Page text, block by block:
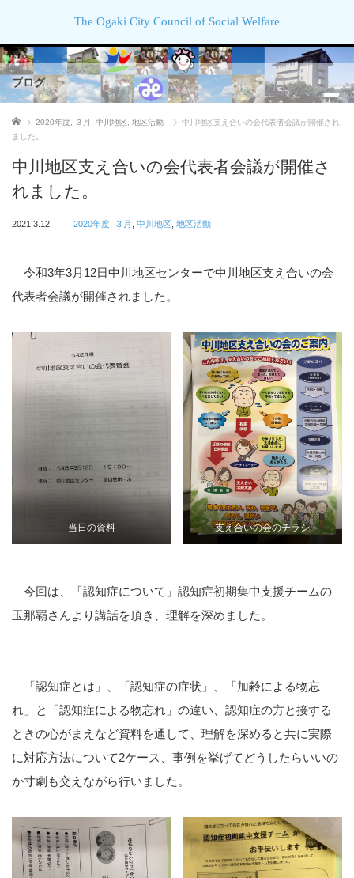
The Ogaki City Council of Social Welfare
ブログ
ホーム 2020年度 ３月 中川地区 地区活動
中川地区支え合いの会代表者会議が開催され
ました。
中川地区支え合いの会代表者会議が開催さ
れました。
2021.3.12 2020年度 ３月 中川地区 地区活動
令和3年3月12日中川地区センターで中川地区支え合いの会
代表者会議が開催されました。
当日の資料 支え合いの会のチラシ
今回は、「認知症について」認知症初期集中支援チームの
玉那覇さんより講話を頂き、理解を深めました。
「認知症とは」、「認知症の症状」、「加齢による物忘
れ」と「認知症による物忘れ」の違い、認知症の方と接する
ときの心がまえなど資料を通して、理解を深めると共に実際
に対応方法について2ケース、事例を挙げてどうしたらいいの
か寸劇も交えながら行いました。